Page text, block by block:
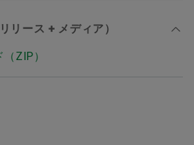
リース + メディア）
ZIP）